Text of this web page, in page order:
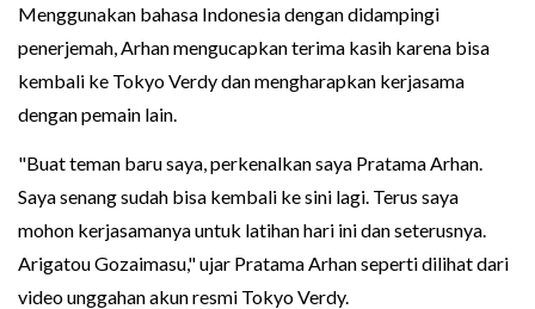
Menggunakan bahasa Indonesia dengan didampingi
penerjemah, Arhan mengucapkan terima kasih karena bisa
kembali ke Tokyo Verdy dan mengharapkan kerjasama
dengan pemain lain.
"Buat teman baru saya, perkenalkan saya Pratama Arhan.
Saya senang sudah bisa kembali ke sini lagi. Terus saya
mohon kerjasamanya untuk latihan hari ini dan seterusnya.
Arigatou Gozaimasu," ujar Pratama Arhan seperti dilihat dari
video unggahan akun resmi Tokyo Verdy.